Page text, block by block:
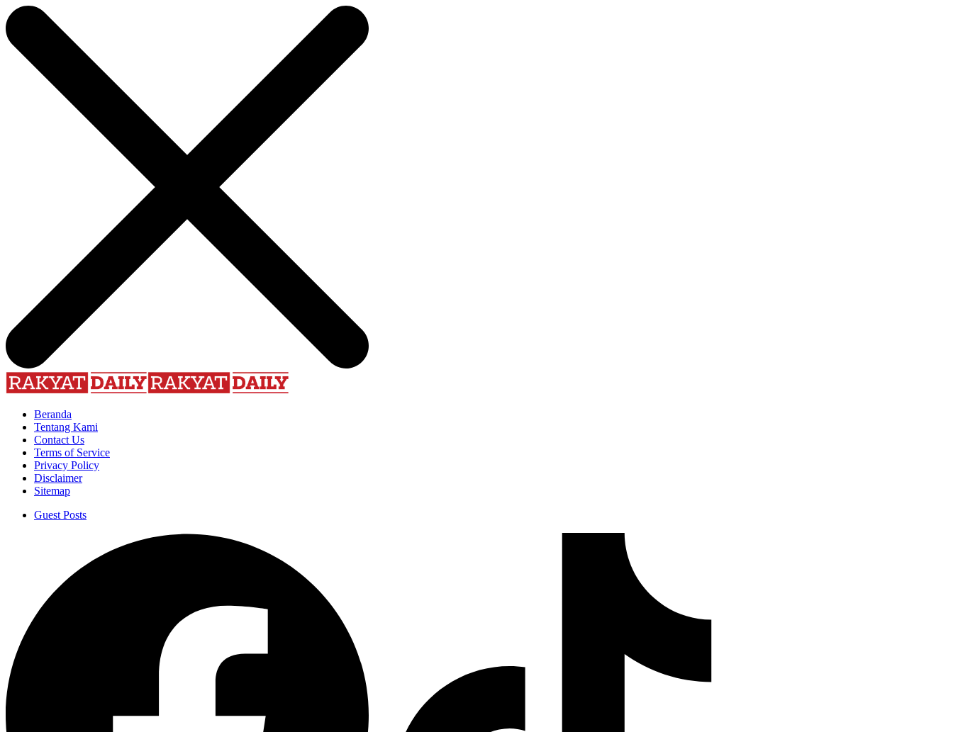
Beranda
Tentang Kami
Contact Us
Terms of Service
Privacy Policy
Disclaimer
Sitemap
Guest Posts